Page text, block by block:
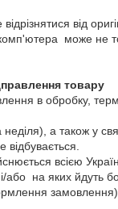
від
може не
товару
в обробку,
неділя), а також у
відбувається.
всією
або на яких йдуть
замовлення)